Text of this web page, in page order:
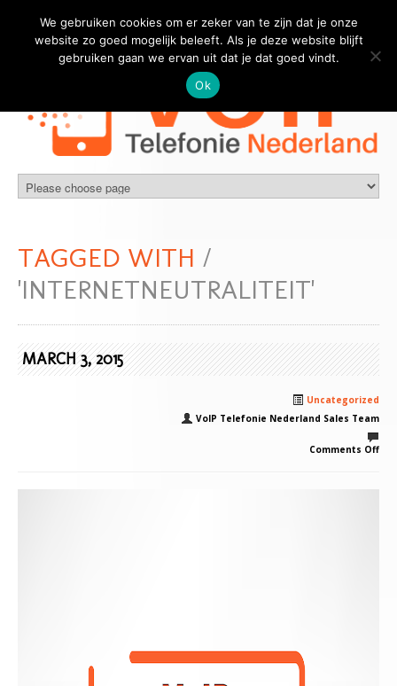
TAGGED WITH /
'INTERNETNEUTRALITEIT'
MARCH 3, 2015
Uncategorized
VoIP Telefonie Nederland Sales Team
Comments Off
We gebruiken cookies om er zeker van te zijn dat je onze
website zo goed mogelijk beleeft. Als je deze website blijft
gebruiken gaan we ervan uit dat je dat goed vindt.
Ok